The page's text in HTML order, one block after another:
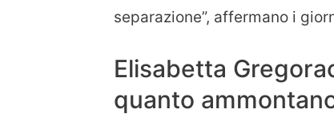
separazione”, affermano i
Elisabetta
quanto